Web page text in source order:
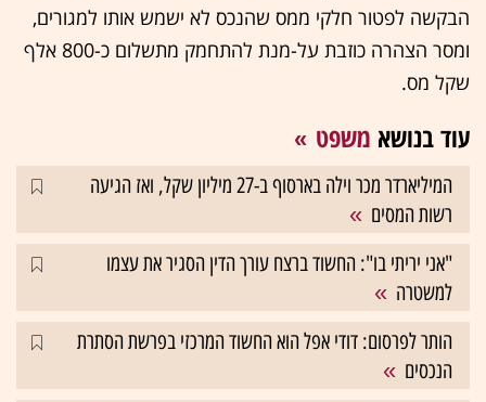
הבקשה לפטור חלקי ממס שהנכס לא ישמש אותו למגורים,
ומסר הצהרה כוזבת על-מנת להתחמק מתשלום כ-800 אלף
שקל מס.
עוד בנושא משפט
המיליארדר מכר וילה בארסוף ב-27 מיליון שקל, ואז הגיעה
רשות המסים
"אני יריתי בו": החשוד ברצח עורך הדין הסגיר את עצמו
למשטרה
הותר לפרסום: דודי אפל הוא החשוד המרכזי בפרשת הסתרת
הנכסים